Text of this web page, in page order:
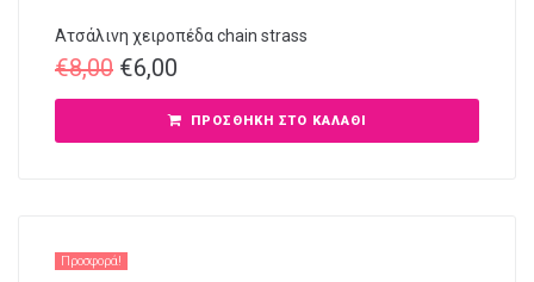
Ατσάλινη χειροπέδα chain strass
€8,00 €6,00
ΠΡΟΣΘΉΚΗ ΣΤΟ ΚΑΛΆΘΙ
Προσφορά!